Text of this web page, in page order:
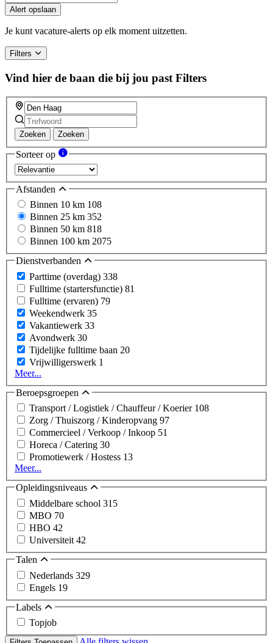
you
are
a
ignore
this
field
Alert opslaan
Je kunt vacature-alerts op elk moment uitzetten.
Filters
Vind hier de baan die bij jou past Filters
Zoeken Zoeken
Sorteer op
Afstanden
Binnen 10 km 108
Binnen 25 km 352
Binnen 50 km 818
Binnen 100 km 2075
Dienstverbanden
Parttime (overdag) 338
Fulltime (startersfunctie) 81
Fulltime (ervaren) 79
Weekendwerk 35
Vakantiewerk 33
Avondwerk 30
Tijdelijke fulltime baan 20
Vrijwilligerswerk 1
Meer...
Beroepsgroepen
Transport / Logistiek / Chauffeur / Koerier 108
Zorg / Thuiszorg / Kinderopvang 97
Commercieel / Verkoop / Inkoop 51
Horeca / Catering 30
Promotiewerk / Hostess 13
Meer...
Opleidingsniveaus
Middelbare school 315
MBO 70
HBO 42
Universiteit 42
Talen
Nederlands 329
Engels 19
Labels
Topjob